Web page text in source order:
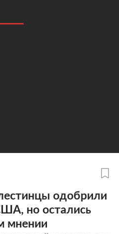
одобрили
но остались
мнении